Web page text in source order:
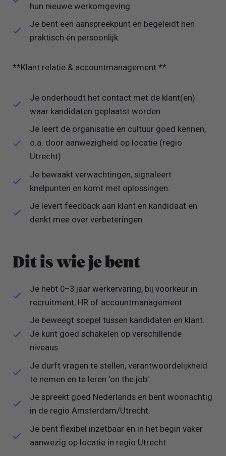
hun nieuwe werkomgeving.
Je bent een aanspreekpunt en begeleidt hen
praktisch én persoonlijk.
**Klant relatie & accountmanagement **
Je onderhoudt het contact met de klant(en)
waar kandidaten geplaatst worden.
Je leert de organisatie en cultuur goed kennen,
o.a. door aanwezigheid op locatie (regio
Utrecht).
Je bewaakt verwachtingen, signaleert
knelpunten en komt met oplossingen.
Je levert feedback aan klant en kandidaat en
denkt mee over verbeteringen.
Dit is wie je bent
Je hebt 0–3 jaar werkervaring, bij voorkeur in
recruitment, HR of accountmanagement.
Je beweegt soepel tussen kandidaten en klant.
Je kunt goed schakelen op verschillende
niveaus.
Je durft vragen te stellen, verantwoordelijkheid
te nemen en te leren ‘on the job’.
Je spreekt goed Nederlands en bent woonachtig
in de regio Amsterdam/Utrecht.
Je bent flexibel inzetbaar en in het begin vaker
aanwezig op locatie in regio Utrecht.